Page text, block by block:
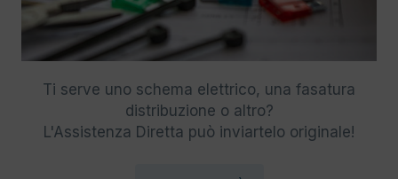
Ti serve uno schema elettrico, una fasatura
distribuzione o altro?
L'Assistenza Diretta può inviartelo originale!